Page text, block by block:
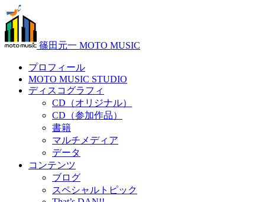
篠田元一 MOTO MUSIC
プロフィール
MOTO MUSIC STUDIO
ディスコグラフィ
CD（オリジナル）
CD（参加作品）
書籍
マルチメディア
データ
コンテンツ
ブログ
スペシャルトピック